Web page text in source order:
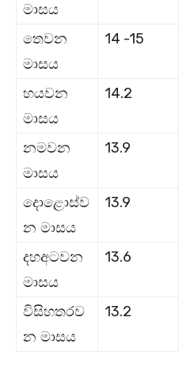
මාසය
තෙවන
මාසය
14 -15
හයවන
මාසය
14.2
නමවන
මාසය
13.9
දොළොස්ව
න මාසය
13.9
දහඅටවන
මාසය
13.6
විසිහතරව
න මාසය
13.2